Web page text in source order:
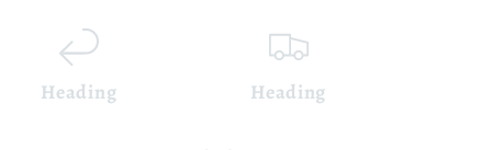
Heading Heading